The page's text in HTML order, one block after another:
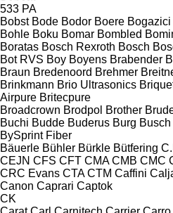
533 PA
Bobst Bode Bodor Boere
Bohle Boku Bomar Bombled
Boratas Bosch Rexroth Bosch
Bot RVS Boy Boyens Brabender
Braun Bredenoord Brehmer
Brinkmann Brio Ultrasonics
Airpure Britecpure
Broadcrown Brodpol Brother
Buchi Budde Buderus Burg Busch
BySprint Fiber
Bäuerle Bühler Bürkle Bütfering
CEJN CFS CFT CMA CMB CMC
CRC Evans CTA CTM Caffini
Canon Caprari Captok
CK